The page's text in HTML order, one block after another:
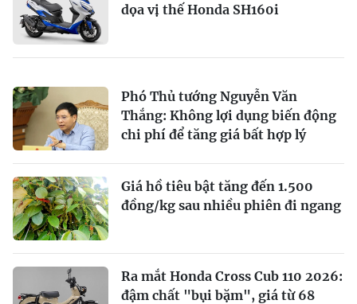
dọa vị thế Honda SH160i
Phó Thủ tướng Nguyễn Văn
Thắng: Không lợi dụng biến động
chi phí để tăng giá bất hợp lý
Giá hồ tiêu bật tăng đến 1.500
đồng/kg sau nhiều phiên đi ngang
Ra mắt Honda Cross Cub 110 2026:
đậm chất "bụi bặm", giá từ 68